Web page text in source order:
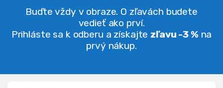
Buďte vždy v obraze. O zľavách budete
vedieť ako prví.
Prihláste sa k odberu a získajte zľavu -3 % na
prvý nákup.